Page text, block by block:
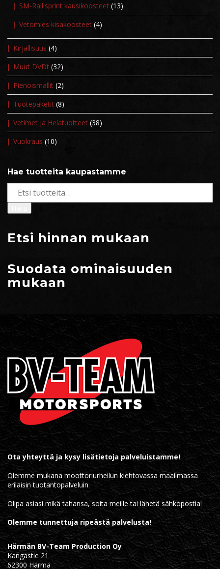
SM-Rallisprint kausikoosteet (13)
Vetomies kisakoosteet (4)
Kirjallisuus (4)
Muut DVDt (32)
Pienoismallit (2)
Tuotepaketit (8)
Vetimet ja Helatuotteet (38)
Vuokraus (10)
Hae tuotteita kaupastamme
Etsi hinnan mukaan
Suodata ominaisuuden
mukaan
Ota yhteyttä ja kysy lisätietoja palveluistamme!
Olemme mukana moottoriurheilun kiehtovassa maailmassa
erilaisin tuotantopalveluin.
Olipa asiasi mikä tahansa, soita meille tai lähetä sähköpostia!
Olemme tunnettuja ripeästä palvelusta!
Härmän BV-Team Production Oy
Kangastie 21
62300 Härmä